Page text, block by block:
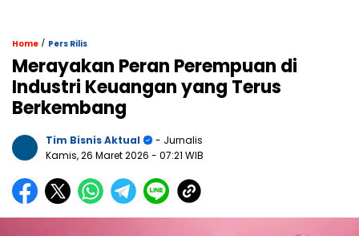
Home / Pers Rilis
Merayakan Peran Perempuan di
Industri Keuangan yang Terus
Berkembang
Tim Bisnis Aktual
- Jurnalis
Kamis, 26 Maret 2026 - 07:21 WIB